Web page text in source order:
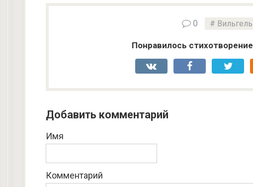
0
Понравилось
Добавить комментарий
Имя
Комментарий